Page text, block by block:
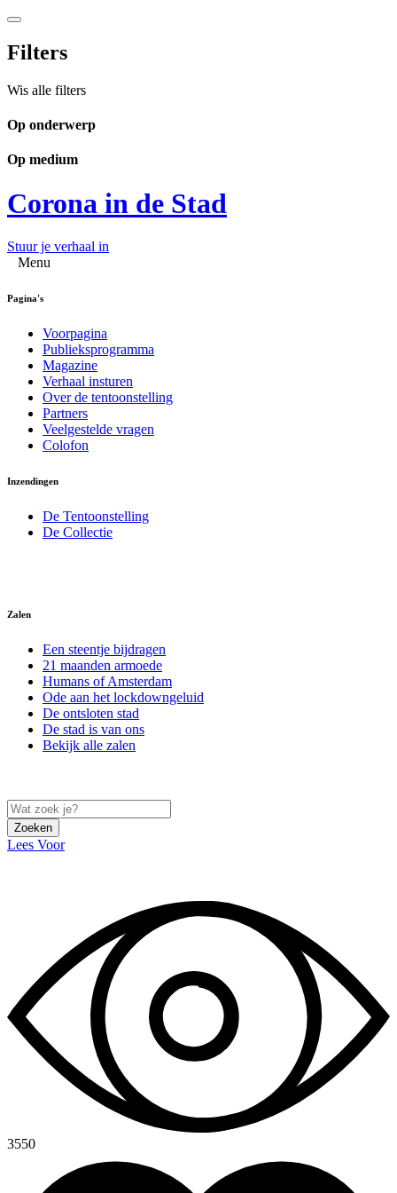
Filters
Wis alle filters
Op onderwerp
Op medium
Corona in de Stad
Stuur je verhaal in
Menu
Pagina's
Voorpagina
Publieksprogramma
Magazine
Verhaal insturen
Over de tentoonstelling
Partners
Veelgestelde vragen
Colofon
Inzendingen
De Tentoonstelling
De Collectie
Zalen
Een steentje bijdragen
21 maanden armoede
Humans of Amsterdam
Ode aan het lockdowngeluid
De ontsloten stad
De stad is van ons
Bekijk alle zalen
Zoeken
Lees Voor
3550